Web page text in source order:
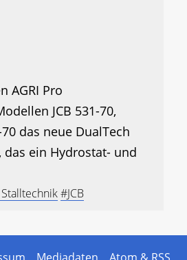
AGRI Pro
JCB 531-70,
das neue DualTech
das ein Hydrostat- und
#JCB